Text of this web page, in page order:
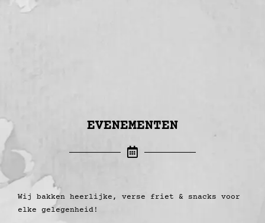
EVENEMENTEN
Wij bakken heerlijke, verse friet & snacks voor
elke gelegenheid!